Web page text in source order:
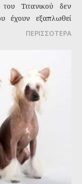
Τιτανικού δεν
έχουν εξαπλωθεί
αρχή η φυλή
ΠΕΡΙΣΣΟΤΕΡΑ